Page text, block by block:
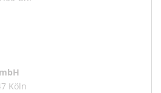
Köln